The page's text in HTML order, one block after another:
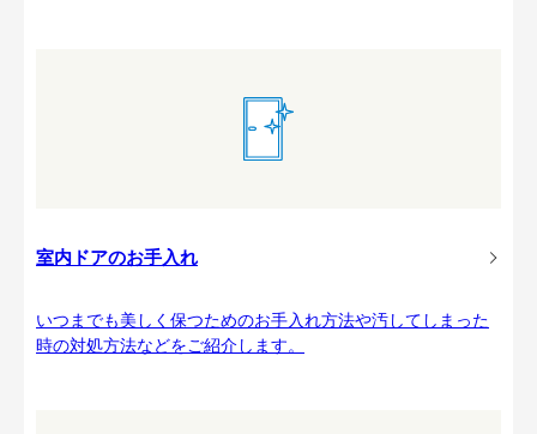
室内ドアのお手入れ
いつまでも美しく保つためのお手入れ方法や汚してしまった
時の対処方法などをご紹介します。